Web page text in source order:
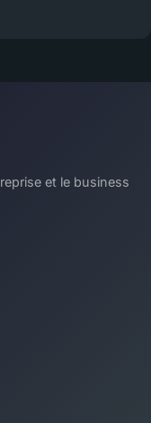
et le business